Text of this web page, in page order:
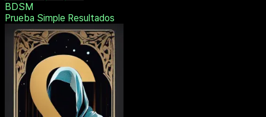
BDSM
Prueba Simple Resultados